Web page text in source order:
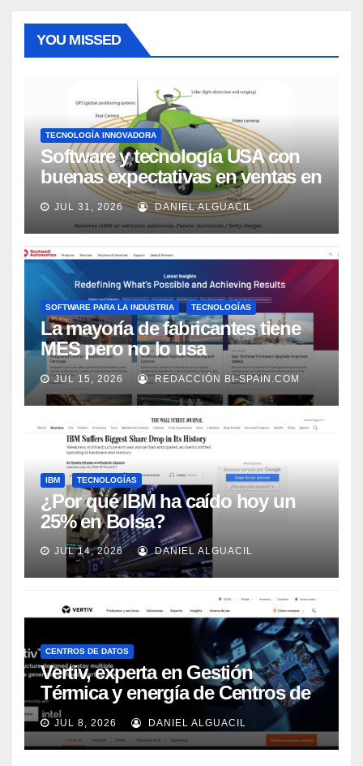
YOU MISSED
TECNOLOGÍA INNOVADORA
Software y tecnología USA con
buenas expectativas en ventas en
los próximos 2 años, según
Market Watch
JUL 31, 2026 DANIEL ALGUACIL
SOFTWARE PARA LA INDUSTRIA TECNOLOGÍAS
La mayoría de fabricantes tiene
MES pero no lo usa
adecuadamente, según Rockwell
Automation
JUL 15, 2026 REDACCIÓN BI-SPAIN.COM
IBM TECNOLOGÍAS
¿Por qué IBM ha caído hoy un
25% en Bolsa?
JUL 14, 2026 DANIEL ALGUACIL
CENTROS DE DATOS
Vertiv, experta en Gestión
Térmica y energía de Centros de
Datos, sigue su crecimiento
imparable
JUL 8, 2026 DANIEL ALGUACIL